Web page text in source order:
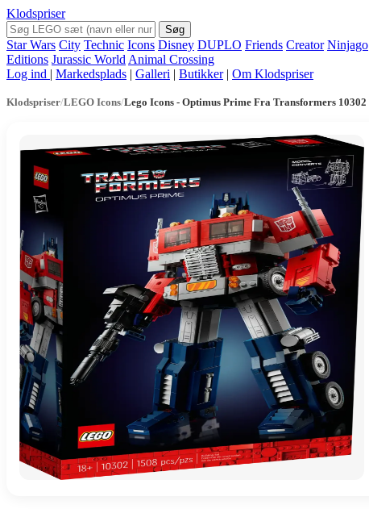
Klodspriser
Søg
Star Wars City Technic Icons Disney DUPLO Friends Creator Ninjago
Editions Jurassic World Animal Crossing
Log ind | Markedsplads | Galleri | Butikker | Om Klodspriser
Klodspriser/LEGO Icons/Lego Icons - Optimus Prime Fra Transformers 10302